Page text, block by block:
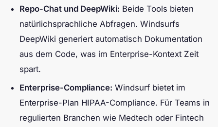
Repo-Chat und DeepWiki: Beide Tools bieten
natürlichsprachliche Abfragen. Windsurfs
DeepWiki generiert automatisch Dokumentation
aus dem Code, was im Enterprise-Kontext Zeit
spart.
Enterprise-Compliance: Windsurf bietet im
Enterprise-Plan HIPAA-Compliance. Für Teams in
regulierten Branchen wie Medtech oder Fintech